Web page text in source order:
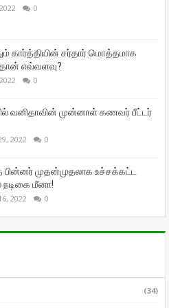
0
கார்த்தியின் சர்தார் மொத்தமாக
எவ்வளவு?
0
வனிதாவின் முன்னாள் கணவர் பீட்டர்
2022 0
முதன்முதலாக உச்சக்கட்ட
மீனா!
2022 0
(34)